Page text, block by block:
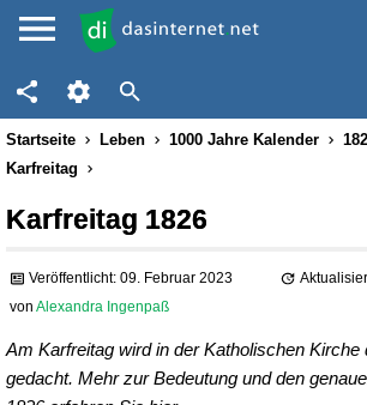
Startseite Leben 1000 Jahre Kalender
Karfreitag
Karfreitag 1826
Veröffentlicht: 09. Februar 2023
von Alexandra Ingenpaß
Am Karfreitag wird in der Katholischen
gedacht. Mehr zur Bedeutung und den